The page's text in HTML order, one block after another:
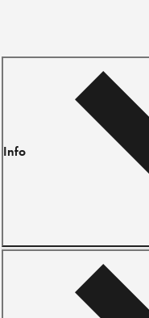
Info